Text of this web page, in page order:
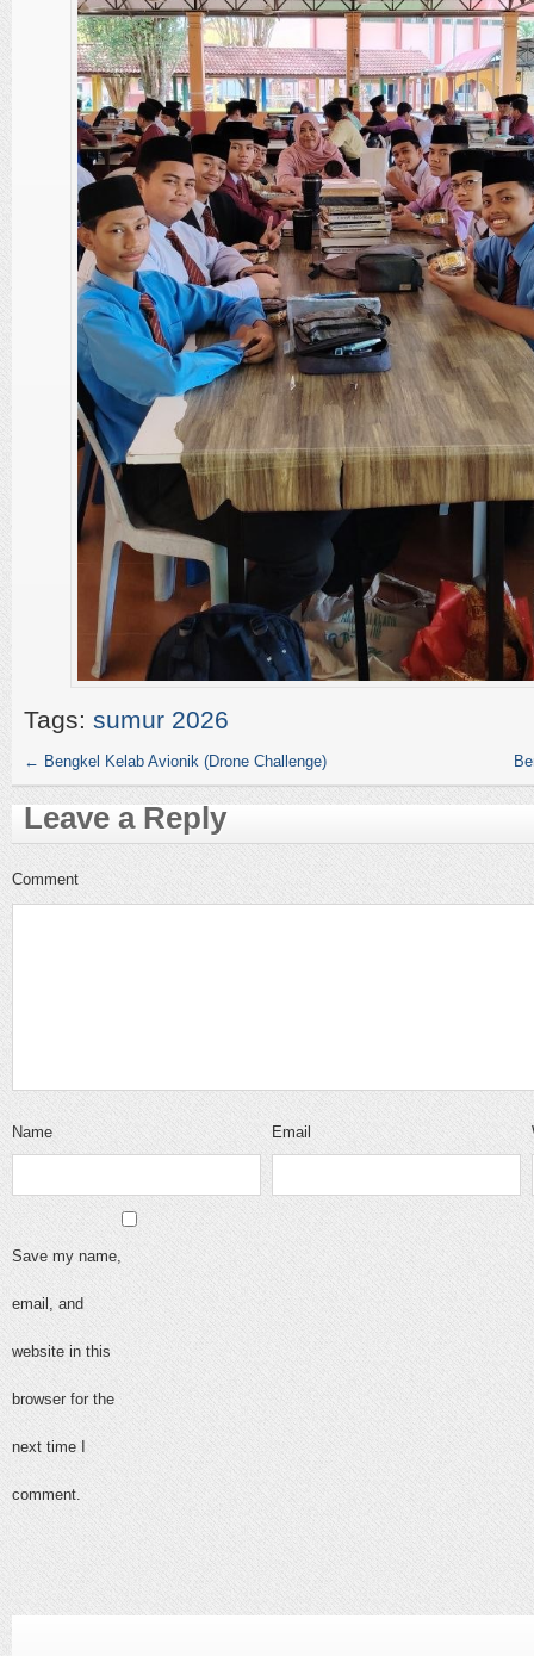
Tags: sumur 2026
← Bengkel Kelab Avionik (Drone Challenge)
Leave a Reply
Comment
Name Email
Save my name,
email, and
website in this
browser for the
next time I
comment.